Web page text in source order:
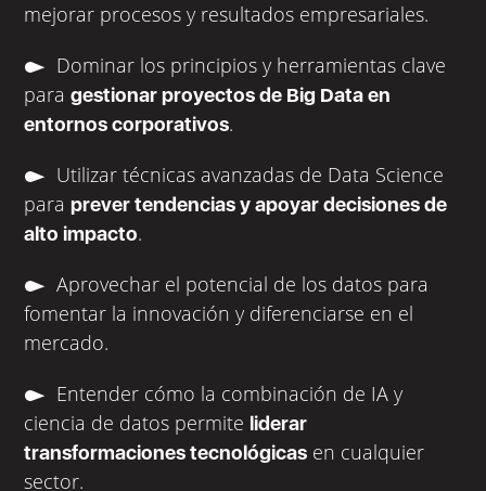
mejorar procesos y resultados empresariales.
Dominar los principios y herramientas clave
paragestionar proyectos de Big Data en
entornos corporativos.
Utilizar técnicas avanzadas de Data Science
paraprever tendencias y apoyar decisiones de
alto impacto.
Aprovechar el potencial de los datos para
fomentar la innovación y diferenciarse en el
mercado.
Entender cómo la combinación de IA y
ciencia de datos permite liderar
transformaciones tecnológicas en cualquier
sector.